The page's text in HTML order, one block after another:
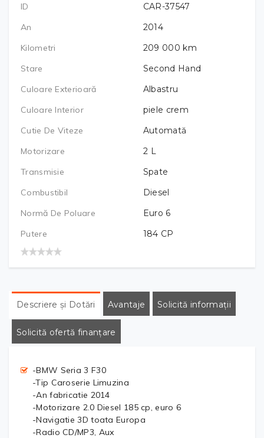
ID
CAR-37547
An
2014
Kilometri
209 000 km
Stare
Second Hand
Culoare Exterioară
Albastru
Culoare Interior
piele crem
Cutie De Viteze
Automată
Motorizare
2 L
Transmisie
Spate
Combustibil
Diesel
Normă De Poluare
Euro 6
Putere
184 CP
Descriere și Dotări Avantaje Solicită informații
Solicită ofertă finanțare
-BMW Seria 3 F30
-Tip Caroserie Limuzina
-An fabricatie 2014
-Motorizare 2.0 Diesel 185 cp, euro 6
-Navigatie 3D toata Europa
-Radio CD/MP3, Aux